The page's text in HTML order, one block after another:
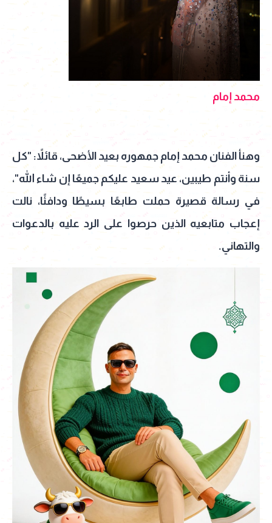
محمد إمام
وهنأ الفنان محمد إمام جمهوره بعيد الأضحى، قائلاً: "كل
سنة وأنتم طيبين، عيد سعيد عليكم جميعًا إن شاء الله"،
في رسالة قصيرة حملت طابعًا بسيطًا ودافئًا، نالت
إعجاب متابعيه الذين حرصوا على الرد عليه بالدعوات
والتهاني.